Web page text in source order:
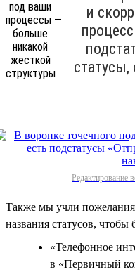
и
Редактирование
Также мы учли пожелания
названия статусов, чтобы
«Телефонное
в «Первичный